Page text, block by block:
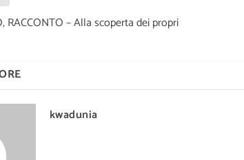
RACCONTO – Alla scoperta dei propri
kwadunia